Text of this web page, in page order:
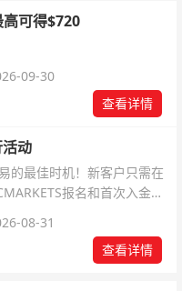
可得$720
09-30
查看详情
动
的最佳时机！新客户只需在
报名和首次入金即
08-31
查看详情